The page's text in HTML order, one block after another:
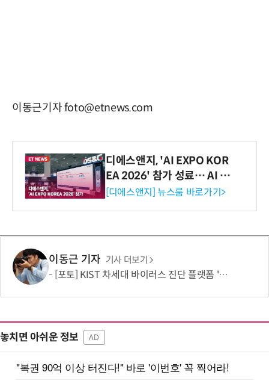
이동근기자 foto@etnews.com
디에스앤지, 'AI EXPO KOR
EA 2026' 참가 성료… AI 전
생애주기 아우르는 통합 솔루
[디에스앤지] 뉴스룸 바로가기>
이동근 기자 기사 더보기
[포토] KIST 차세대 바이러스 진단 플랫폼 '퓨전 어세이' 개발
놓치면 아쉬운 정보 AD